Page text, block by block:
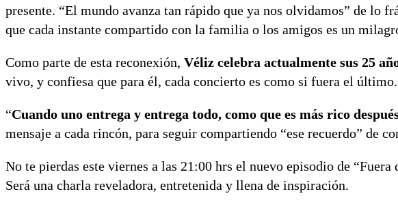
presente. “El mundo avanza tan rápido que ya nos olvidamos” de lo
que cada instante compartido con la familia o los amigos es un
Como parte de esta reconexión, Véliz celebra actualmente sus 25
vivo, y confiesa que para él, cada concierto es como si fuera el último.
“Cuando uno entrega y entrega todo, como que es más rico
mensaje a cada rincón, para seguir compartiendo “ese recuerdo” de
No te pierdas este viernes a las 21:00 hrs el nuevo episodio de
Será una charla reveladora, entretenida y llena de inspiración.